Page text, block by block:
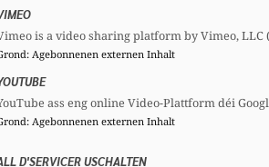
disponibles, en distinguant
remboursement des prêts
elle dû être activée, au cours
les montants totaux,
is a video sharing platform by Vimeo, LLC
: Agebonnenen externen Inhalt
ass eng online Video-Plattform déi
: Agebonnenen externen Inhalt
D'SERVICER USCHALTEN